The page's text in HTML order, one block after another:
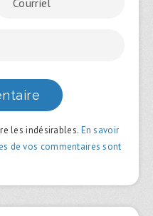
les indésirables. En savoir
de vos commentaires sont